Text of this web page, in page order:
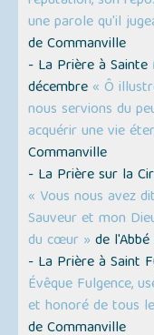
une parole qu'il
de Commanville
- La Prière à Sainte
décembre « Ô
nous servions du
acquérir une vie
Commanville
- La Prière sur la
« Vous nous avez
Sauveur et mon
du cœur » de
- La Prière à Saint
Évêque Fulgence,
et honoré de tous
de Commanville